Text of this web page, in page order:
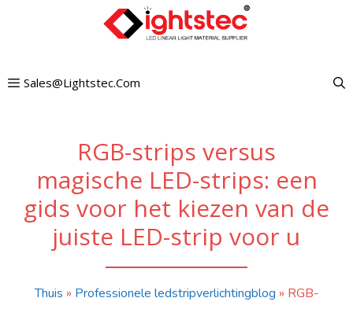
inhoudSales@lightstec.com
RGB-strips versus
magische LED-strips: een
gids voor het kiezen van de
juiste LED-strip voor u
Thuis » Professionele ledstripverlichtingblog » RGB-